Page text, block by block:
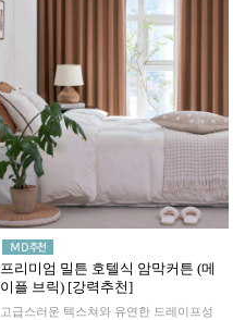
프리미엄 밀튼 호텔식 암막커튼 (메
이플 브릭) [강력추천]
고급스러운 텍스쳐와 유연한 드레이프성